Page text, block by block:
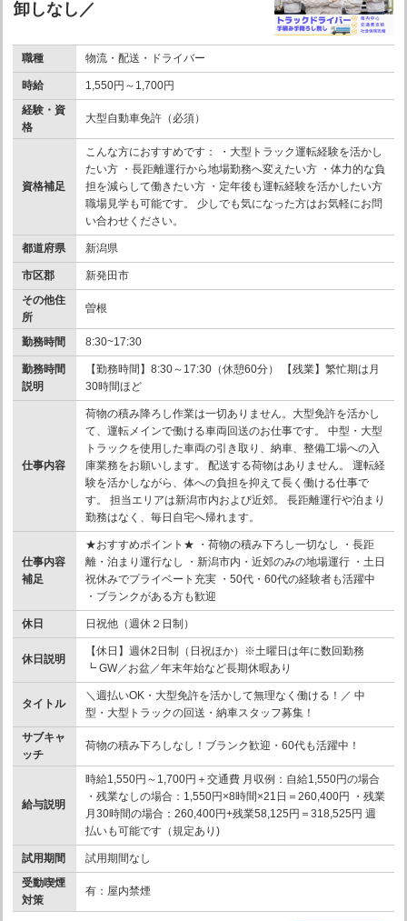
卸しなし／
職種 物流・配送・ドライバー
時給
1,550円～1,700円
経験・資
格
大型自動車免許（必須）
資格補足
こんな方におすすめです： ・大型トラック運転経験を活かし
たい方 ・長距離運行から地場勤務へ変えたい方 ・体力的な負
担を減らして働きたい方 ・定年後も運転経験を活かしたい方
職場見学も可能です。 少しでも気になった方はお気軽にお問
い合わせください。
都道府県 新潟県
市区郡
新発田市
その他住
所
曽根
勤務時間 8:30~17:30
勤務時間
説明
【勤務時間】8:30～17:30（休憩60分） 【残業】繁忙期は月
30時間ほど
仕事内容
荷物の積み降ろし作業は一切ありません。大型免許を活かし
て、運転メインで働ける車両回送のお仕事です。 中型・大型
トラックを使用した車両の引き取り、納車、整備工場への入
庫業務をお願いします。 配送する荷物はありません。 運転経
験を活かしながら、体への負担を抑えて長く働ける仕事で
す。 担当エリアは新潟市内および近郊。 長距離運行や泊まり
勤務はなく、毎日自宅へ帰れます。
仕事内容
補足
★おすすめポイント★ ・荷物の積み下ろし一切なし ・長距
離・泊まり運行なし ・新潟市内・近郊のみの地場運行 ・土日
祝休みでプライベート充実 ・50代・60代の経験者も活躍中
・ブランクがある方も歓迎
休日 日祝他（週休２日制）
休日説明
【休日】週休2日制（日祝ほか）※土曜日は年に数回勤務
┗ GW／お盆／年末年始など長期休暇あり
タイトル
＼週払いOK・大型免許を活かして無理なく働ける！／ 中
型・大型トラックの回送・納車スタッフ募集！
サブキャ
ッチ
荷物の積み下ろしなし！ブランク歓迎・60代も活躍中！
給与説明
時給1,550円～1,700円＋交通費 月収例：自給1,550円の場合
・残業なしの場合：1,550円×8時間×21日＝260,400円 ・残業
月30時間の場合：260,400円+残業58,125円＝318,525円 週
払いも可能です（規定あり)
試用期間
試用期間なし
受動喫煙
対策
有：屋内禁煙